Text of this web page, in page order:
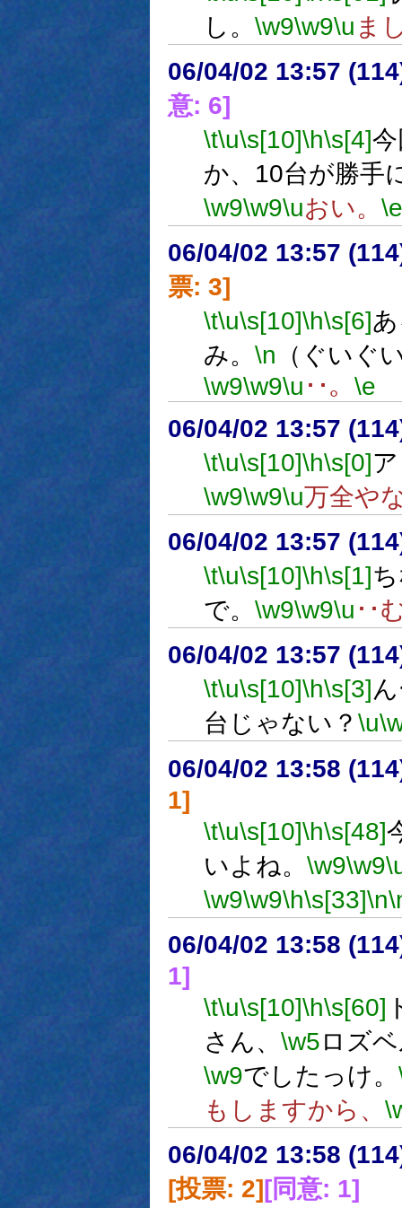
し。 \w9\w9\u ま
06/04/02 13:57
意: 6]
\t\u\s[10]\h\s[4]
か、10台が勝手
\w9\w9\uおい。 \e
06/04/02 13:57
票: 3]
\t\u\s[10]\h\s[6]
み。 \n （ぐいぐ
\w9\w9\u ･･。 \e
06/04/02 13:57
\t\u\s[10]\h\s[0]
\w9\w9\u万全や
06/04/02 13:57
\t\u\s[10]\h\s[1]
で。 \w9\w9\u ･･
06/04/02 13:57
\t\u\s[10]\h\s[3]
台じゃない？ \u
06/04/02 13:58
1]
\t\u\s[10]\h\s[48]
いよね。 \w9\w9
\w9\w9\h\s[33]\n
06/04/02 13:58
1]
\t\u\s[10]\h\s[60]
さん、 \w5ロズ
\w9でしたっけ。
もしますから、
06/04/02 13:58
[投票: 2][同意: 1]